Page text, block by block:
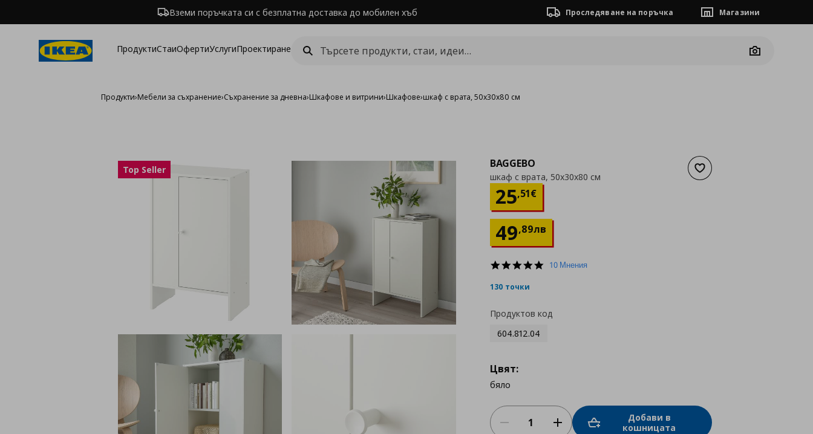
Вземи поръчката си с безплатна доставка до мобилен хъб Проследяване на поръчка Магазини
ПродуктиСтаиОфертиУслугиПроектиране
Camera
Продукти›Мебели за съхранение›Съхранение за дневна›Шкафове и витрини›Шкафове›шкаф с врата, 50x30x80 см
Top Seller Добави към списъка с
BAGGEBO
шкаф с врата, 50x30x80 см
25,51€
Цена
49,89лв
5.010 Мнения
130 точки
Продуктов код
604.812.04
Цвят:
бяло
Добави в
кошницата